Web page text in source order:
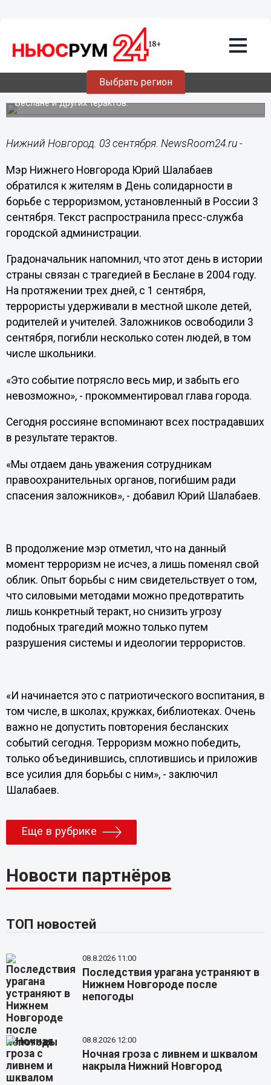
Выбрать регион
Шалабаев обратился к нижегородцам в
День солидарности в борьбе с
терроризмом
3 сентября в России вспоминают жертв трагедии в
Беслане и других терактов.
Нижний Новгород. 03 сентября. NewsRoom24.ru -
Мэр Нижнего Новгорода Юрий Шалабаев
обратился к жителям в День солидарности в
борьбе с терроризмом, установленный в России 3
сентября. Текст распространила пресс-служба
городской администрации.
Градоначальник напомнил, что этот день в истории
страны связан с трагедией в Беслане в 2004 году.
На протяжении трех дней, с 1 сентября,
террористы удерживали в местной школе детей,
родителей и учителей. Заложников освободили 3
сентября, погибли несколько сотен людей, в том
числе школьники.
«Это событие потрясло весь мир, и забыть его
невозможно», - прокомментировал глава города.
Сегодня россияне вспоминают всех пострадавших
в результате терактов.
«Мы отдаем дань уважения сотрудникам
правоохранительных органов, погибшим ради
спасения заложников», - добавил Юрий Шалабаев.
В продолжение мэр отметил, что на данный
момент терроризм не исчез, а лишь поменял свой
облик. Опыт борьбы с ним свидетельствует о том,
что силовыми методами можно предотвратить
лишь конкретный теракт, но снизить угрозу
подобных трагедий можно только путем
разрушения системы и идеологии террористов.
«И начинается это с патриотического воспитания, в
том числе, в школах, кружках, библиотеках. Очень
важно не допустить повторения бесланских
событий сегодня. Терроризм можно победить,
только объединившись, сплотившись и приложив
все усилия для борьбы с ним», - заключил
Шалабаев.
Еще в рубрике
Новости партнёров
ТОП новостей
08.8.2026 11:00
Последствия урагана устраняют в
Нижнем Новгороде после
непогоды
08.8.2026 12:00
Ночная гроза с ливнем и шквалом
накрыла Нижний Новгород